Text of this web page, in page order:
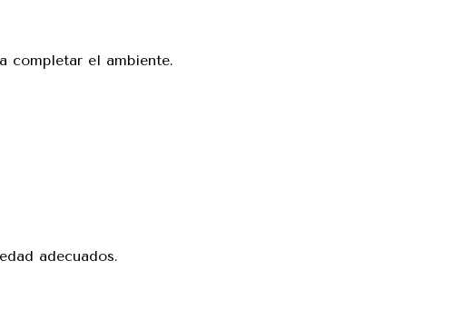
completar el ambiente.
adecuados.